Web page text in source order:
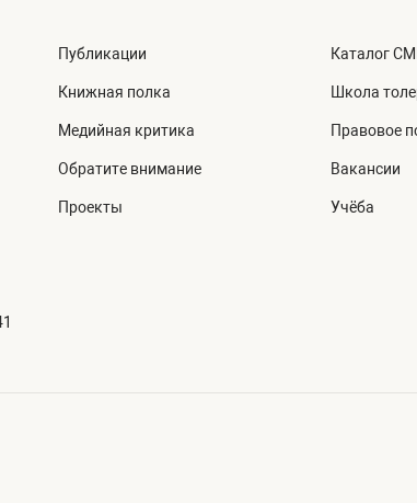
Публикации
Книжная полка
Медийная критика
Обратите внимание
Проекты
Каталог
Школа
Правовое
Вакансии
Учёба